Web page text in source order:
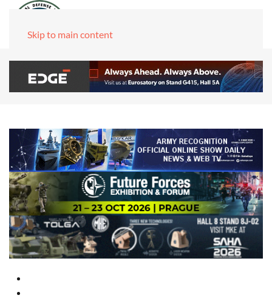
Skip to main content